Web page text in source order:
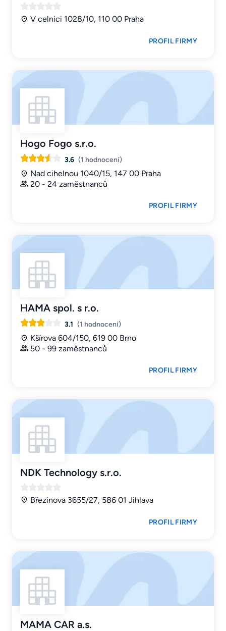
V celnici 1028/10, 110 00 Praha
PROFIL FIRMY
Hogo Fogo s.r.o.
3.6 (1 hodnocení)
Nad cihelnou 1040/15, 147 00 Praha
20 - 24 zaměstnanců
PROFIL FIRMY
HAMA spol. s r.o.
3.1 (1 hodnocení)
Kšírova 604/150, 619 00 Brno
50 - 99 zaměstnanců
PROFIL FIRMY
NDK Technology s.r.o.
Březinova 3655/27, 586 01 Jihlava
PROFIL FIRMY
MAMA CAR a.s.